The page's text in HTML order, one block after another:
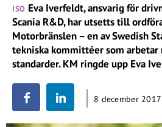
ISO Eva Iverfeldt, ansvarig för
Scania R&D, har utsetts till
Motorbränslen – en av Swedish
tekniska kommittéer som arbetar
standarder. KM ringde upp Eva
8 december 2017